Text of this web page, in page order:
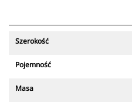
Szerokość
Pojemność
Masa